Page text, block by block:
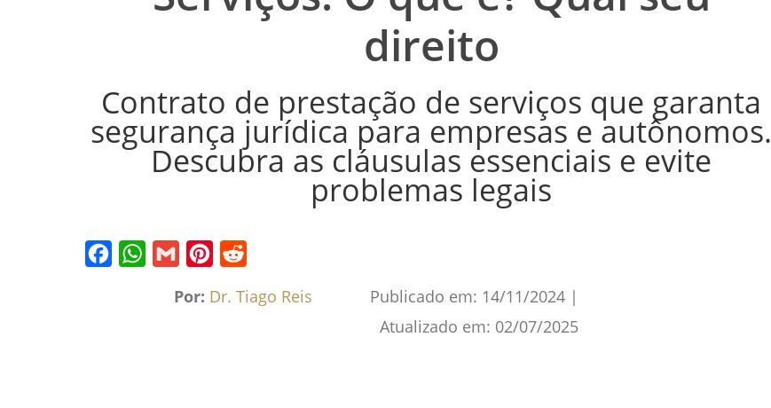
direito
Contrato de prestação de serviços que garanta
segurança jurídica para empresas e autônomos.
Descubra as cláusulas essenciais e evite
problemas legais
Por: Dr. Tiago Reis Publicado em: 14/11/2024 |
Atualizado em: 02/07/2025